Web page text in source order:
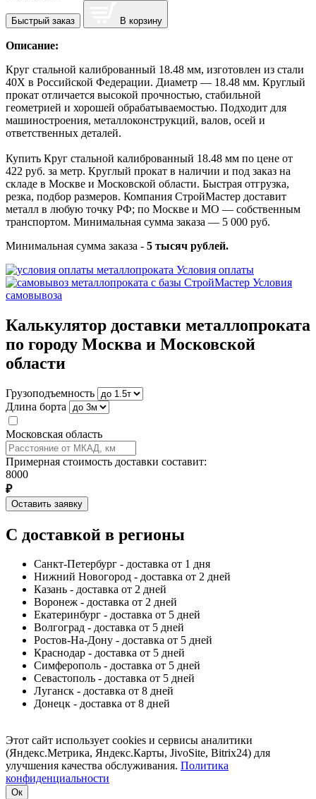
Быстрый заказ В корзину
Описание:
Круг стальной калиброванный 18.48 мм, изготовлен из стали
40Х в Российской Федерации. Диаметр — 18.48 мм. Круглый
прокат отличается высокой прочностью, стабильной
геометрией и хорошей обрабатываемостью. Подходит для
машиностроения, металлоконструкций, валов, осей и
ответственных деталей.
Купить Круг стальной калиброванный 18.48 мм по цене от
422 руб. за метр. Круглый прокат в наличии и под заказ на
складе в Москве и Московской области. Быстрая отгрузка,
резка, подбор размеров. Компания СтройМастер доставит
металл в любую точку РФ; по Москве и МО — собственным
транспортом. Минимальная сумма заказа — 5 000 руб.
Минимальная сумма заказа - 5 тысяч рублей.
Условия оплаты
Условия
самовывоза
Калькулятор доставки металлопроката
по городу Москва и Московской
области
Грузоподъемность
Длина борта
Московская область
Примерная стоимость доставки составит:
8000
₽
Оставить заявку
С доставкой в регионы
Санкт-Петербург - доставка от 1 дня
Нижний Новогород - доставка от 2 дней
Казань - доставка от 2 дней
Воронеж - доставка от 2 дней
Екатеринбург - доставка от 5 дней
Волгоград - доставка от 5 дней
Ростов-На-Дону - доставка от 5 дней
Краснодар - доставка от 5 дней
Симферополь - доставка от 5 дней
Севастополь - доставка от 5 дней
Луганск - доставка от 8 дней
Донецк - доставка от 8 дней
Этот сайт использует cookies и сервисы аналитики
(Яндекс.Метрика, Яндекс.Карты, JivoSite, Bitrix24) для
улучшения качества обслуживания. Политика
конфиденциальности
Ок